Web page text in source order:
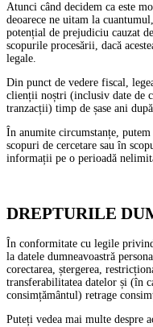
Atunci când decidem ca este
deoarece ne uitam la
potențial de prejudiciu cauzat
scopurile procesării, dacă
legale.
Din punct de vedere fiscal,
clienții noștri (inclusiv date de
tranzacții) timp de șase ani
În anumite circumstanțe,
scopuri de cercetare sau în
informații pe o perioadă
DREPTURILE
În conformitate cu legile
la datele dumneavoastră
corectarea, ștergerea,
transferabilitatea datelor și (în
consimțământul) retrage
Puteți vedea mai multe despre